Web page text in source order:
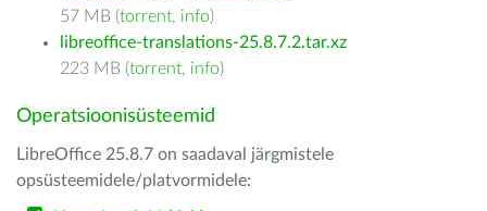
57 MB (torrent, info)
libreoffice-translations-25.8.7.2.tar.xz
223 MB (torrent, info)
Operatsioonisüsteemid
LibreOffice 25.8.7 on saadaval järgmistele
opsüsteemidele/platvormidele: